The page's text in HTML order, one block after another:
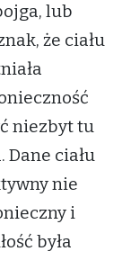
lub
że ciału
niezbyt tu
Dane ciału
nie
i
była